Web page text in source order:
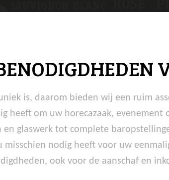
is, daarom bieden wij een ruim
heeft om uw horecazaak, evenement
glaswerk tot complete
nodig heeft voor uw
ook voor de aanschaf en